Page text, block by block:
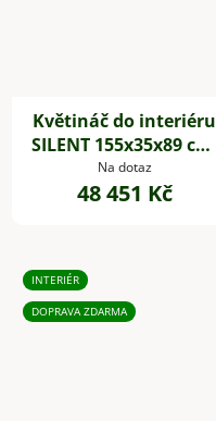
Květináč do interiéru
SILENT 155x35x89 cm,
dřevěné akustické
desky,hnědá
Na dotaz
48 451 Kč
INTERIÉR
DOPRAVA ZDARMA